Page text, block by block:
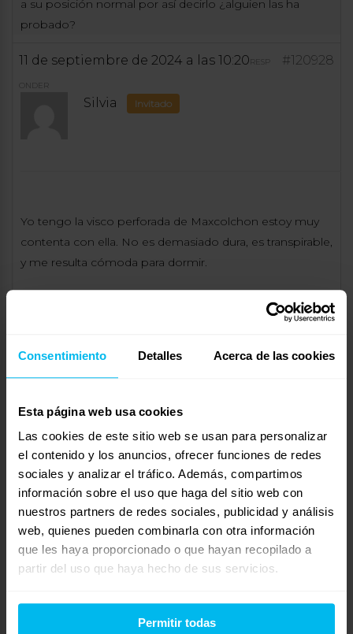
Consentimiento Detalles Acerca de las cookies
Esta página web usa cookies
Las cookies de este sitio web se usan para personalizar
el contenido y los anuncios, ofrecer funciones de redes
sociales y analizar el tráfico. Además, compartimos
información sobre el uso que haga del sitio web con
nuestros partners de redes sociales, publicidad y análisis
web, quienes pueden combinarla con otra información
que les haya proporcionado o que hayan recopilado a
partir del uso que haya hecho de sus servicios.
Permitir todas
a su posición normal por así decirlo ¿alguien las ha
probado?
11 de septiembre de 2024 a las 10:20 #120928
RESP
ONDER
Silvia Invitado
Yo tengo la visco perforada de Maxcolchon estoy muy
contenta con ella. No es demasiado dura, es transpirable,
y me resulta cómoda para dormir.
R
Buenas tardes por aquí,
Yo tengo las almohadas Mlilly Fresh Gel de
MAXCOLCHON.
Nada que ver con una almohada visco, que si lo es pero
es diferente, algo mas altita que las que tenia de visco
pero comodísimas, nada duras
Las visco tampoco están mal mi hijo la tiene y
fenomenal y el precio mucho menos pero insisto